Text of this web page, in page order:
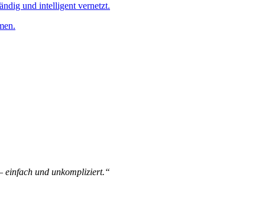
und intelligent vernetzt.
einfach und unkompliziert.“